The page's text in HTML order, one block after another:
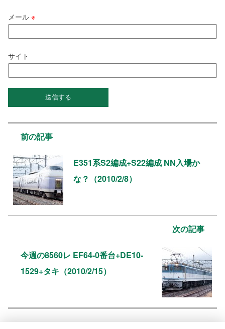
メール※
サイト
前の記事
E351系S2編成+S22編成 NN入場か
な？（2010/2/8）
次の記事
今週の8560レ EF64-0番台+DE10-
1529+タキ（2010/2/15）